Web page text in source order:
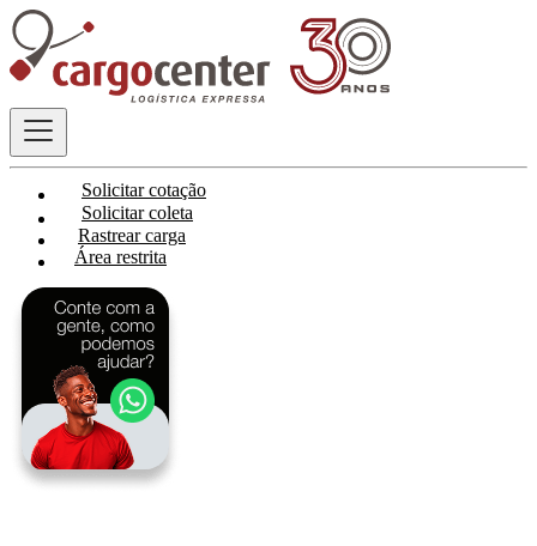
Solicitar cotação
Solicitar coleta
Rastrear carga
Área restrita